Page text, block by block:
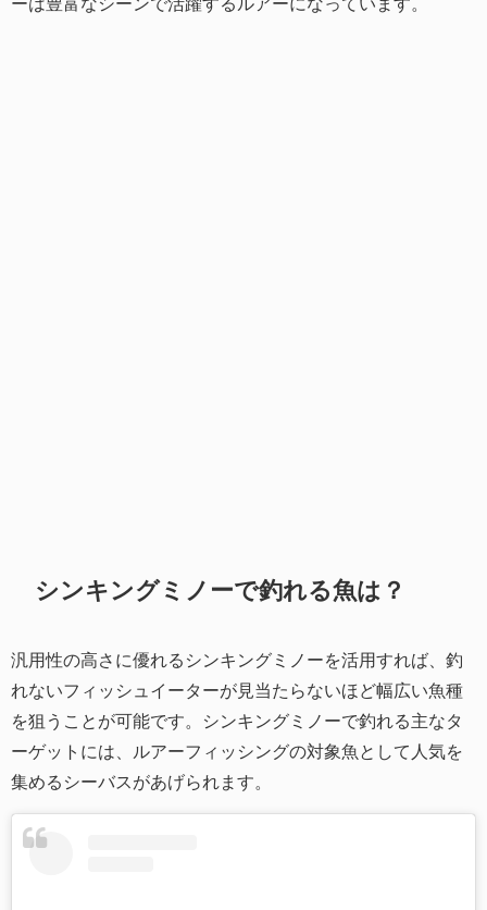
シンキングミノーで釣れる魚は？
汎用性の高さに優れるシンキングミノーを活用すれば、釣
れないフィッシュイーターが見当たらないほど幅広い魚種
を狙うことが可能です。シンキングミノーで釣れる主なタ
ーゲットには、ルアーフィッシングの対象魚として人気を
集めるシーバスがあげられます。